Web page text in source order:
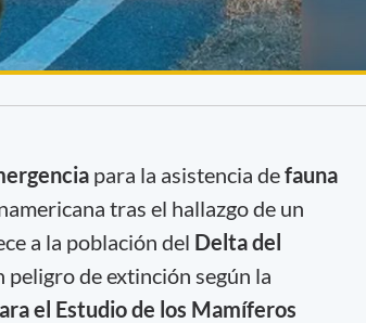
para la asistencia defauna
tras el hallazgo de un
a la población del Delta del
peligro de extinción según la
el Estudio de los Mamíferos